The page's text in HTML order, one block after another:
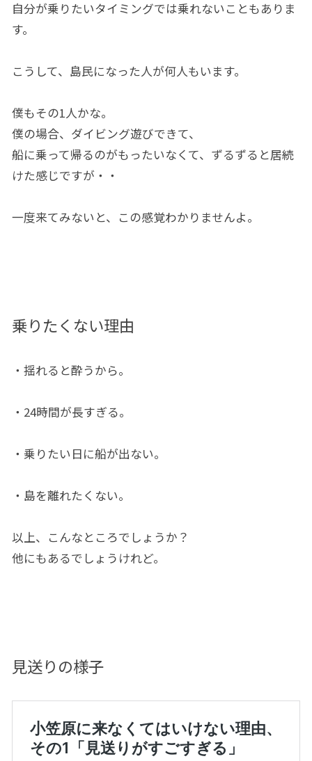
自分が乗りたいタイミングでは乗れないこともありま
す。
こうして、島民になった人が何人もいます。
僕もその1人かな。
僕の場合、ダイビング遊びできて、
船に乗って帰るのがもったいなくて、ずるずると居続
けた感じですが・・
一度来てみないと、この感覚わかりませんよ。
乗りたくない理由
・揺れると酔うから。
・24時間が長すぎる。
・乗りたい日に船が出ない。
・島を離れたくない。
以上、こんなところでしょうか？
他にもあるでしょうけれど。
見送りの様子